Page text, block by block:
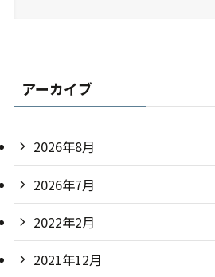
アーカイブ
2026年8月
2026年7月
2022年2月
2021年12月